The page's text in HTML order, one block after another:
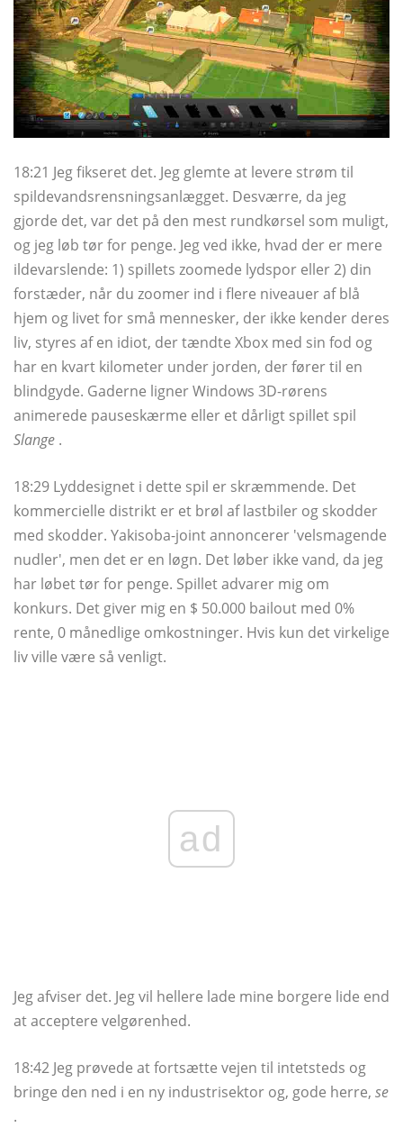
18:21 Jeg fikseret det. Jeg glemte at levere strøm til
spildevandsrensningsanlægget. Desværre, da jeg
gjorde det, var det på den mest rundkørsel som muligt,
og jeg løb tør for penge. Jeg ved ikke, hvad der er mere
ildevarslende: 1) spillets zoomede lydspor eller 2) din
forstæder, når du zoomer ind i flere niveauer af blå
hjem og livet for små mennesker, der ikke kender deres
liv, styres af en idiot, der tændte Xbox med sin fod og
har en kvart kilometer under jorden, der fører til en
blindgyde. Gaderne ligner Windows 3D-rørens
animerede pauseskærme eller et dårligt spillet spil
Slange .
18:29 Lyddesignet i dette spil er skræmmende. Det
kommercielle distrikt er et brøl af lastbiler og skodder
med skodder. Yakisoba-joint annoncerer 'velsmagende
nudler', men det er en løgn. Det løber ikke vand, da jeg
har løbet tør for penge. Spillet advarer mig om
konkurs. Det giver mig en $ 50.000 bailout med 0%
rente, 0 månedlige omkostninger. Hvis kun det virkelige
liv ville være så venligt.
ad
Jeg afviser det. Jeg vil hellere lade mine borgere lide end
at acceptere velgørenhed.
18:42 Jeg prøvede at fortsætte vejen til intetsteds og
bringe den ned i en ny industrisektor og, gode herre, se
.